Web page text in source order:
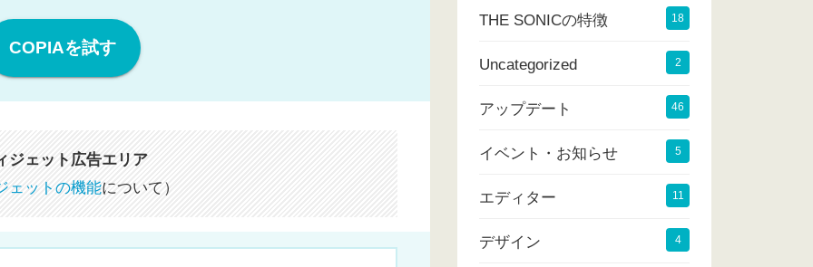
COPIAを試す
ジェット広告エリア
ェットの機能について）
THE SONICの特徴 18
Uncategorized 2
アップデート 46
イベント・お知らせ 5
エディター 11
デザイン 4